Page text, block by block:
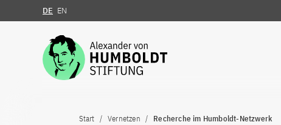
Zum Inhalt springen
DE EN
Start Vernetzen Recherche im Humboldt-Netzwerk